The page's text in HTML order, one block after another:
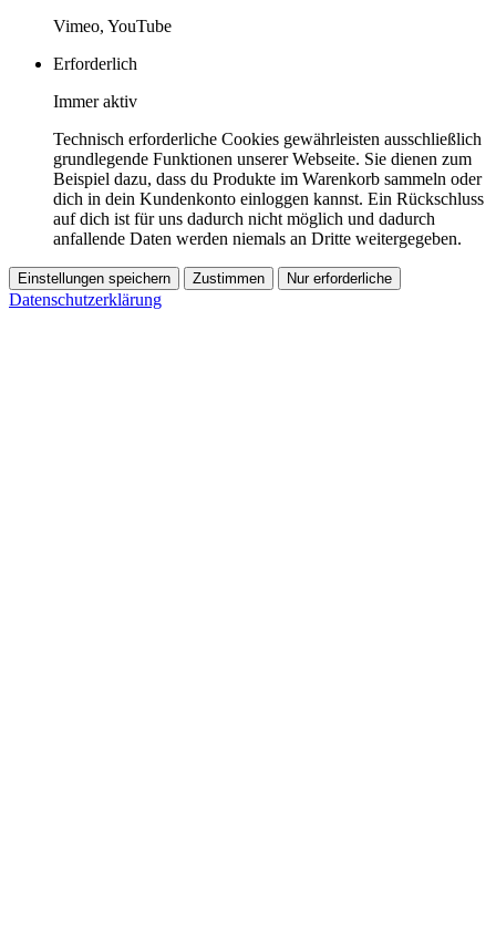
Vimeo, YouTube
Erforderlich
Immer aktiv
Technisch erforderliche Cookies gewährleisten ausschließlich
grundlegende Funktionen unserer Webseite. Sie dienen zum
Beispiel dazu, dass du Produkte im Warenkorb sammeln oder
dich in dein Kundenkonto einloggen kannst. Ein Rückschluss
auf dich ist für uns dadurch nicht möglich und dadurch
anfallende Daten werden niemals an Dritte weitergegeben.
Einstellungen speichern Zustimmen Nur erforderliche
Datenschutzerklärung